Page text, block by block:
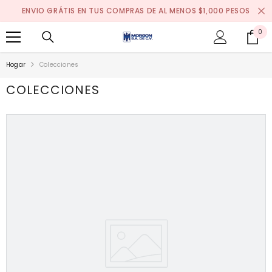
SALTAR AL CONTENIDO
ENVIO GRÁTIS EN TUS COMPRAS DE AL MENOS $1,000 PESOS
0
Hogar Colecciones
COLECCIONES